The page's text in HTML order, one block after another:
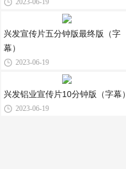
2023-06-19
兴发宣传片五分钟版最终版（字
幕）
2023-06-19
兴发铝业宣传片10分钟版（字幕）
2023-06-19